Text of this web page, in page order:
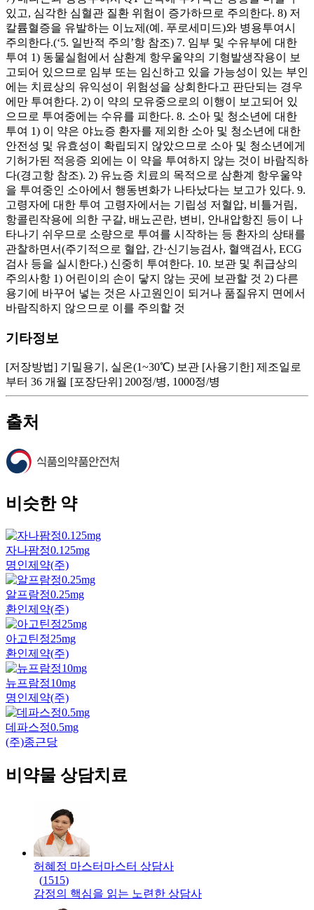
있고, 심각한 심혈관 질환 위험이 증가하므로 주의한다. 8) 저
칼륨혈증을 유발하는 이뇨제(예. 푸로세미드)와 병용투여시
주의한다.(‘5. 일반적 주의’항 참조) 7. 임부 및 수유부에 대한
투여 1) 동물실험에서 삼환계 항우울약의 기형발생작용이 보
고되어 있으므로 임부 또는 임신하고 있을 가능성이 있는 부인
에는 치료상의 유익성이 위험성을 상회한다고 판단되는 경우
에만 투여한다. 2) 이 약의 모유중으로의 이행이 보고되어 있
으므로 투여중에는 수유를 피한다. 8. 소아 및 청소년에 대한
투여 1) 이 약은 야뇨증 환자를 제외한 소아 및 청소년에 대한
안전성 및 유효성이 확립되지 않았으므로 소아 및 청소년에게
기허가된 적응증 외에는 이 약을 투여하지 않는 것이 바람직하
다(경고항 참조). 2) 유뇨증 치료의 목적으로 삼환계 항우울약
을 투여중인 소아에서 행동변화가 나타났다는 보고가 있다. 9.
고령자에 대한 투여 고령자에서는 기립성 저혈압, 비틀거림,
항콜린작용에 의한 구갈, 배뇨곤란, 변비, 안내압항진 등이 나
타나기 쉬우므로 소량으로 투여를 시작하는 등 환자의 상태를
관찰하면서(주기적으로 혈압, 간·신기능검사, 혈액검사, ECG
검사 등을 실시한다.) 신중히 투여한다. 10. 보관 및 취급상의
주의사항 1) 어린이의 손이 닿지 않는 곳에 보관할 것 2) 다른
용기에 바꾸어 넣는 것은 사고원인이 되거나 품질유지 면에서
바람직하지 않으므로 이를 주의할 것
기타정보
[저장방법] 기밀용기, 실온(1~30℃) 보관 [사용기한] 제조일로
부터 36 개월 [포장단위] 200정/병, 1000정/병
출처
비슷한 약
자나팜정0.125mg
명인제약(주)
알프람정0.25mg
환인제약(주)
아고틴정25mg
환인제약(주)
뉴프람정10mg
명인제약(주)
데파스정0.5mg
(주)종근당
비약물 상담치료
허혜정 마스터 마스터 상담사
(1515)
감정의 핵심을 읽는 노련한 상담사